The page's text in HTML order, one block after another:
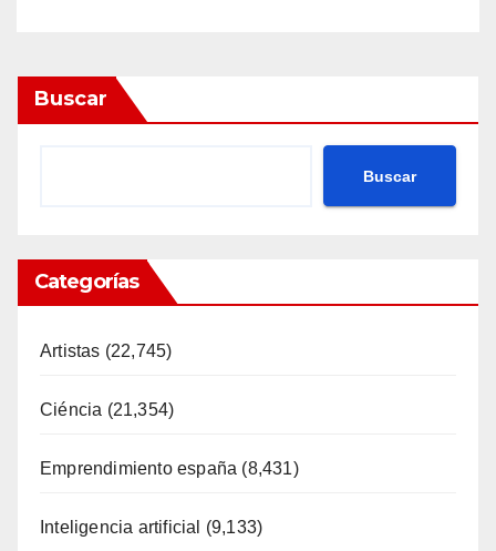
Buscar
Buscar
Categorías
Artistas (22,745)
Ciéncia (21,354)
Emprendimiento españa (8,431)
Inteligencia artificial (9,133)